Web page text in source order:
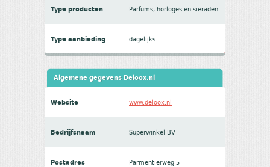
Type producten Parfums, horloges en sieraden
Type aanbieding dagelijks
Algemene gegevens Deloox.nl
Website www.deloox.nl
Bedrijfsnaam Superwinkel BV
Postadres Parmentierweg 5